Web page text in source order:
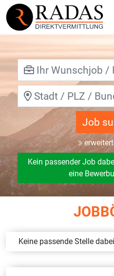
Job
Kein passender Job
eine
Keine passende Stelle